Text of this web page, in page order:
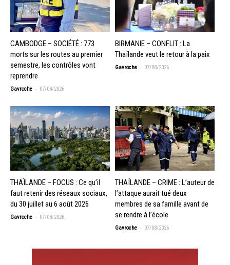
CAMBODGE – SOCIÉTÉ : 773
morts sur les routes au premier
semestre, les contrôles vont
reprendre
Gavroche - 07/08/2026
BIRMANIE – CONFLIT : La
Thaïlande veut le retour à la paix
Gavroche - 07/08/2026
THAÏLANDE – FOCUS : Ce qu’il
faut retenir des réseaux sociaux,
du 30 juillet au 6 août 2026
Gavroche - 07/08/2026
THAÏLANDE – CRIME : L’auteur de
l’attaque aurait tué deux
membres de sa famille avant de
se rendre à l’école
Gavroche - 07/08/2026